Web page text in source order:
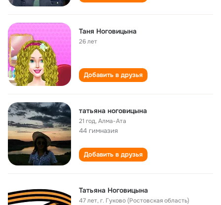
Таня Ноговицына
26 лет
Добавить в друзья
татьяна ноговицына
21 год,Алма-Ата
44 гимназия
Добавить в друзья
Татьяна Ноговицына
47 лет,г. Гуково (Ростовская область)